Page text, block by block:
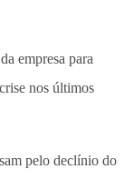
empresa para
nos últimos
pelo declínio do